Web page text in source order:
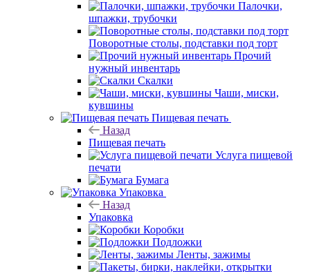
Палочки,
шпажки, трубочки
Поворотные столы, подставки под торт
Прочий
нужный инвентарь
Скалки
Чаши, миски,
кувшины
Пищевая печать
Назад
Пищевая печать
Услуга пищевой
печати
Бумага
Упаковка
Назад
Упаковка
Коробки
Подложки
Ленты, зажимы